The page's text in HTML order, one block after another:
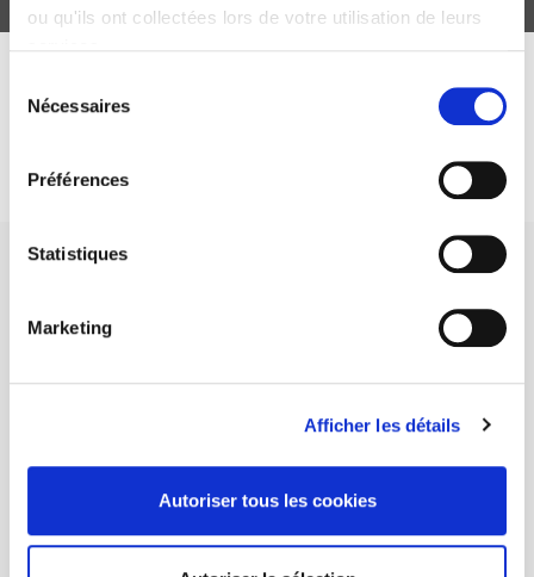
ou qu'ils ont collectées lors de votre utilisation de leurs
Nécessaires
Préférences
Statistiques
Marketing
Afficher les détails
Autoriser tous les cookies
DISCOVER OUR JOURNALS
continue
FOREIGN RIGHTS